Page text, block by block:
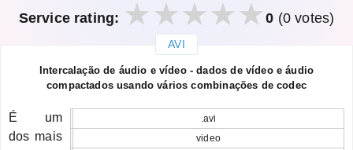
Service rating: 0 (0 votes)
AVI
Intercalação de áudio e vídeo - dados de vídeo e áudio
compactados usando vários combinações de codec
.avi
video
É um
dos mais